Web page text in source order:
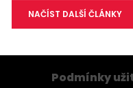
NAČÍST DALŠÍ ČLÁNKY
Podmínky